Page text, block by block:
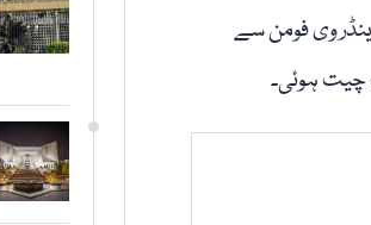
وی فومن سے
چیت ہوئی۔